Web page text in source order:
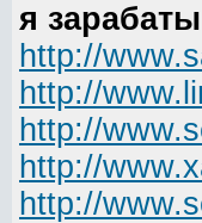
я
http://
http://
http://
http://
http://